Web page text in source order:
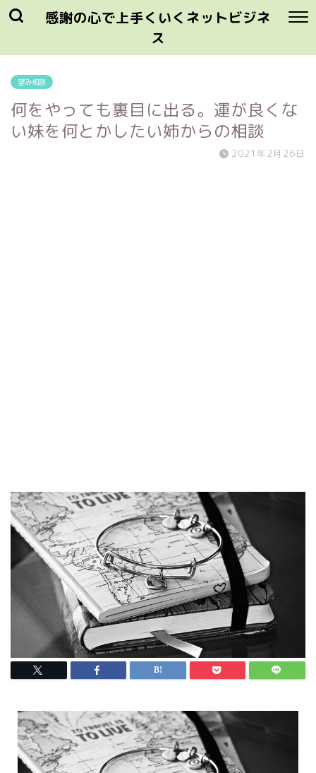
感謝の心で上手くいくネットビジネ
ス
望み相談
何をやっても裏目に出る。運が良くな
い妹を何とかしたい姉からの相談
2021年2月26日